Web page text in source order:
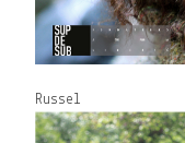
Russel